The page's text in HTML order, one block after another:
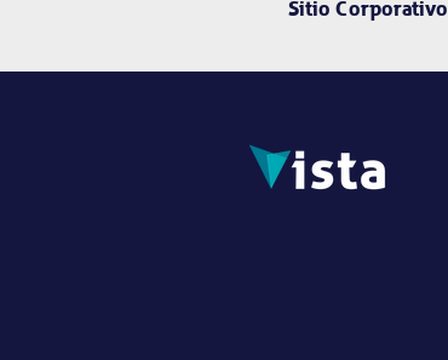
Sitio Corporativo